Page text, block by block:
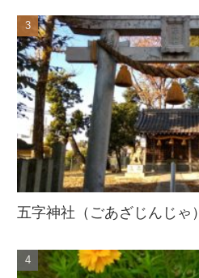
五字神社（ごあざじんじゃ）